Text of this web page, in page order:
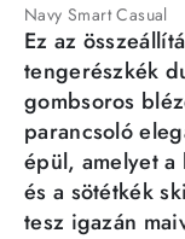
Navy Smart Casual
Ez az
tengerészkék
gombsoros
parancsoló
épül, amelyet a
és a sötétkék
tesz igazán